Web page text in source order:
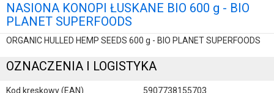
NASIONA KONOPI ŁUSKANE BIO 600 g - BIO
PLANET SUPERFOODS
ORGANIC HULLED HEMP SEEDS 600 g - BIO PLANET SUPERFOODS
OZNACZENIA I LOGISTYKA
Kod kreskowy (EAN)
5907738155703